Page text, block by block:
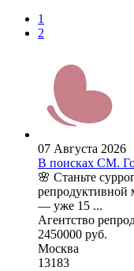
1
2
07 Августа 2026
В поисках СМ.
🌸 Станьте
— уже 15 ...
Агентство
2450000 руб.
Москва
13183